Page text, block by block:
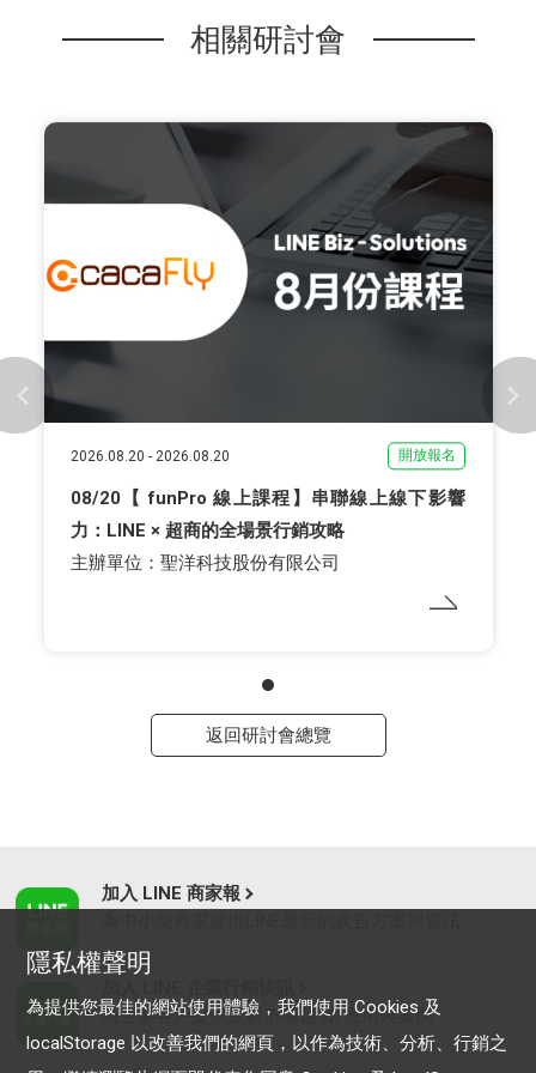
相關研討會
2026.08.20 - 2026.08.20 開放報名
08/20【 funPro 線上課程】串聯線上線下影響
力：LINE × 超商的全場景行銷攻略
主辦單位：聖洋科技股份有限公司
返回研討會總覽
加入 LINE 商家報
為企業客戶提供最新市場趨勢, 應用與案例
隱私權聲明
為提供您最佳的網站使用體驗，我們使用 Cookies 及
localStorage 以改善我們的網頁，以作為技術、分析、行銷之